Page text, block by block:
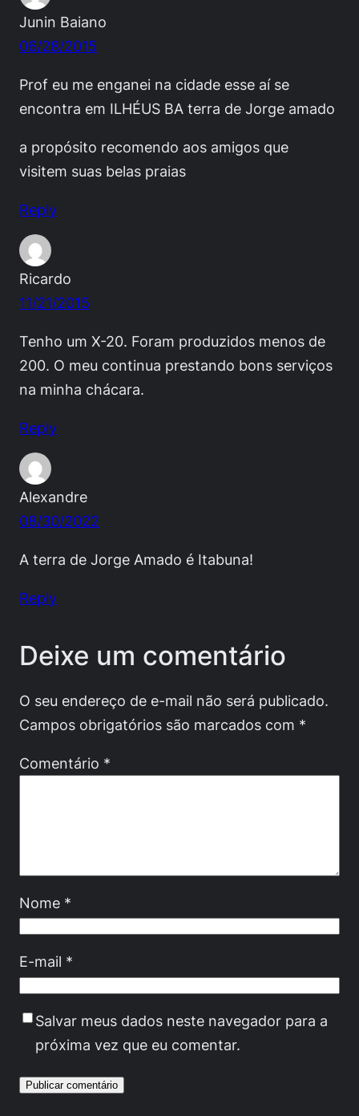
Junin Baiano
06/28/2015
Prof eu me enganei na cidade esse aí se
encontra em ILHÉUS BA terra de Jorge amado
a propósito recomendo aos amigos que
visitem suas belas praias
Reply
Ricardo
11/21/2015
Tenho um X-20. Foram produzidos menos de
200. O meu continua prestando bons serviços
na minha chácara.
Reply
Alexandre
08/30/2022
A terra de Jorge Amado é Itabuna!
Reply
Deixe um comentário
O seu endereço de e-mail não será publicado.
Campos obrigatórios são marcados com *
Comentário *
Nome *
E-mail *
Salvar meus dados neste navegador para a
próxima vez que eu comentar.